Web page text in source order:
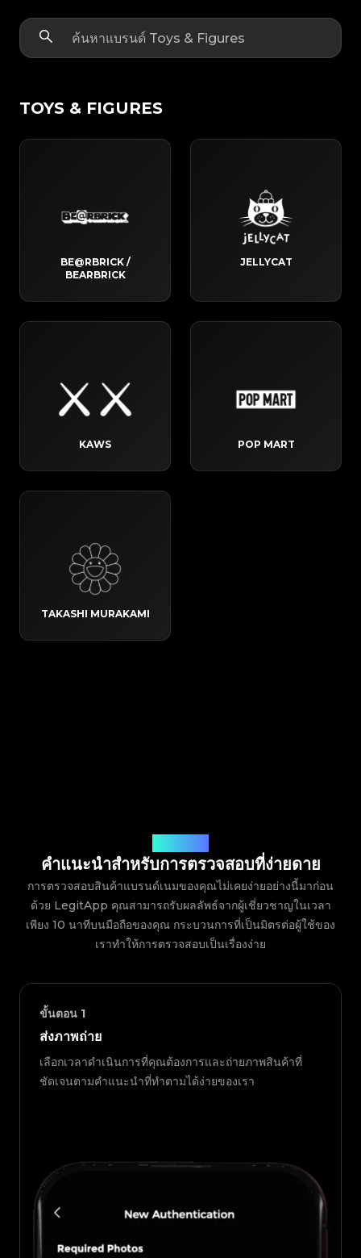
TOYS & FIGURES
BE@RBRICK /
BEARBRICK
JELLYCAT
KAWS POP MART
TAKASHI MURAKAMI
คำแนะนำสำหรับการตรวจสอบที่ง่ายดาย
การตรวจสอบสินค้าแบรนด์เนมของคุณไม่เคยง่ายอย่างนี้มาก่อน
ด้วย LegitApp คุณสามารถรับผลลัพธ์จากผู้เชี่ยวชาญในเวลา
เพียง 10 นาทีบนมือถือของคุณ กระบวนการที่เป็นมิตรต่อผู้ใช้ของ
เราทำให้การตรวจสอบเป็นเรื่องง่าย
ขั้นตอน 1
ส่งภาพถ่าย
เลือกเวลาดำเนินการที่คุณต้องการและถ่ายภาพสินค้าที่
ชัดเจนตามคำแนะนำที่ทำตามได้ง่ายของเรา